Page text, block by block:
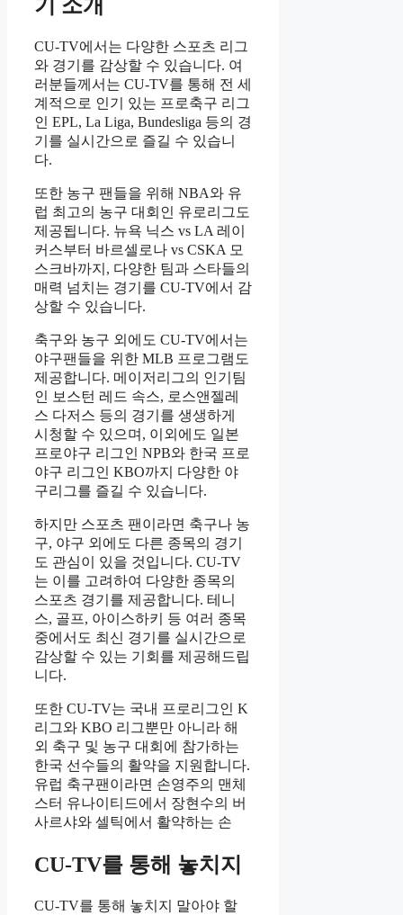
기 소개
CU-TV에서는 다양한 스포츠 리그
와 경기를 감상할 수 있습니다. 여
러분들께서는 CU-TV를 통해 전 세
계적으로 인기 있는 프로축구 리그
인 EPL, La Liga, Bundesliga 등의 경
기를 실시간으로 즐길 수 있습니
다.
또한 농구 팬들을 위해 NBA와 유
럽 최고의 농구 대회인 유로리그도
제공됩니다. 뉴욕 닉스 vs LA 레이
커스부터 바르셀로나 vs CSKA 모
스크바까지, 다양한 팀과 스타들의
매력 넘치는 경기를 CU-TV에서 감
상할 수 있습니다.
축구와 농구 외에도 CU-TV에서는
야구팬들을 위한 MLB 프로그램도
제공합니다. 메이저리그의 인기팀
인 보스턴 레드 속스, 로스앤젤레
스 다저스 등의 경기를 생생하게
시청할 수 있으며, 이외에도 일본
프로야구 리그인 NPB와 한국 프로
야구 리그인 KBO까지 다양한 야
구리그를 즐길 수 있습니다.
하지만 스포츠 팬이라면 축구나 농
구, 야구 외에도 다른 종목의 경기
도 관심이 있을 것입니다. CU-TV
는 이를 고려하여 다양한 종목의
스포츠 경기를 제공합니다. 테니
스, 골프, 아이스하키 등 여러 종목
중에서도 최신 경기를 실시간으로
감상할 수 있는 기회를 제공해드립
니다.
또한 CU-TV는 국내 프로리그인 K
리그와 KBO 리그뿐만 아니라 해
외 축구 및 농구 대회에 참가하는
한국 선수들의 활약을 지원합니다.
유럽 축구팬이라면 손영주의 맨체
스터 유나이티드에서 장현수의 버
사르샤와 셀틱에서 활약하는 손
CU-TV를 통해 놓치지
CU-TV를 통해 놓치지 말아야 할